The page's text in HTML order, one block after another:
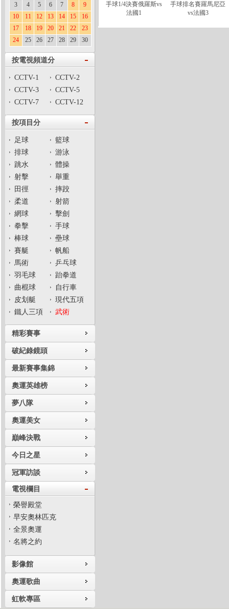
3
4 5 6 7 8
9
10
11 12 13 14 15
16
17
18 19 20 21 22
23
24
25 26 27 28 29 30
按電視頻道分
CCTV-1
CCTV-2
CCTV-3
CCTV-5
CCTV-7
CCTV-12
按項目分
足球
籃球
排球
游泳
跳水
體操
射擊
舉重
田徑
摔跤
柔道
射箭
網球
擊劍
拳擊
手球
棒球
壘球
賽艇
帆船
馬術
乒乓球
羽毛球
跆拳道
曲棍球
自行車
皮划艇
現代五項
鐵人三項
武術
精彩賽事
破紀錄鏡頭
最新賽事集錦
奧運英雄榜
夢八隊
奧運美女
巔峰決戰
今日之星
冠軍訪談
電視欄目
榮譽殿堂
早安奧林匹克
全景奧運
名將之約
影像館
奧運歌曲
虹軟專區
手球1/4決賽俄羅斯vs
法國1
手球排名賽羅馬尼亞
vs法國3